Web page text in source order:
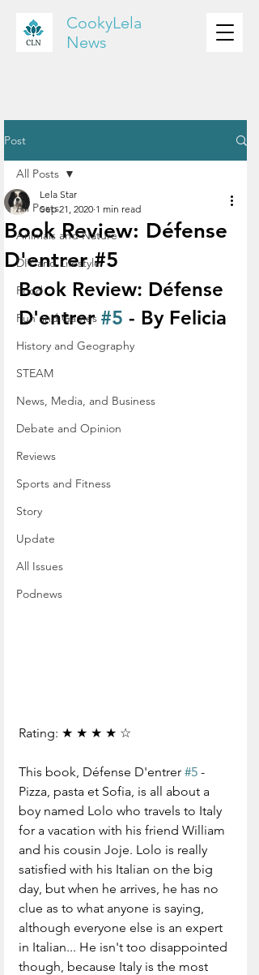
CookyLela
News
Post
All Posts
Animals and Nature
DIY and Lifestyle
Food
Fun and Games
History and Geography
STEAM
News, Media, and Business
Debate and Opinion
Reviews
Sports and Fitness
Story
Update
All Issues
Podnews
All Posts
Book Review: Défense
D'entrer #5
Lela Star
Sep 21, 2020 1 min read
Book Review: Défense
D'entrer #5 - By Felicia
Rating: ★ ★ ★ ★ ☆
This book, Défense D'entrer #5 -
Pizza, pasta et Sofia, is all about a
boy named Lolo who travels to Italy
for a vacation with his friend William
and his cousin Joje. Lolo is really
satisfied with his Italian on the big
day, but when he arrives, he has no
clue as to what anyone is saying,
although everyone else is an expert
in Italian... He isn't too disappointed
though, because Italy is the most